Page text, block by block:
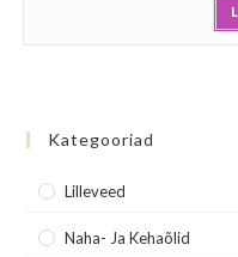
Kategooriad
Lilleveed
Naha- Ja Kehaõlid